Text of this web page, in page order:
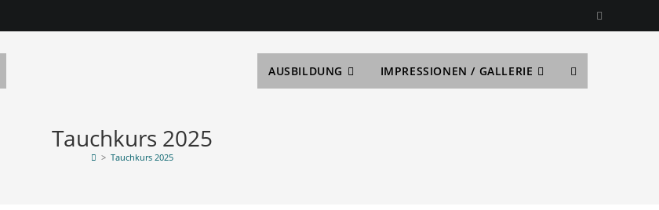
AUSBILDUNG IMPRESSIONEN / GALLERIE
Tauchkurs 2025
> Tauchkurs 2025